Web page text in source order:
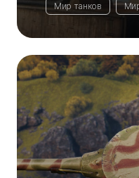
Мир танков